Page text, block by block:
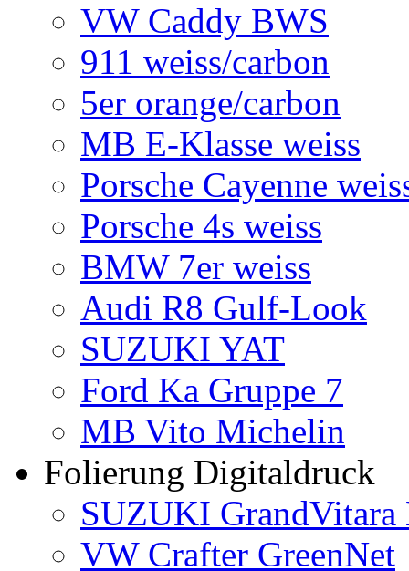
VW Caddy BWS
911 weiss/carbon
5er orange/carbon
MB E-Klasse weiss
Porsche Cayenne
Porsche 4s weiss
BMW 7er weiss
Audi R8 Gulf-Look
SUZUKI YAT
Ford Ka Gruppe 7
MB Vito Michelin
Folierung Digitaldruck
SUZUKI GrandVitara
VW Crafter GreenNet